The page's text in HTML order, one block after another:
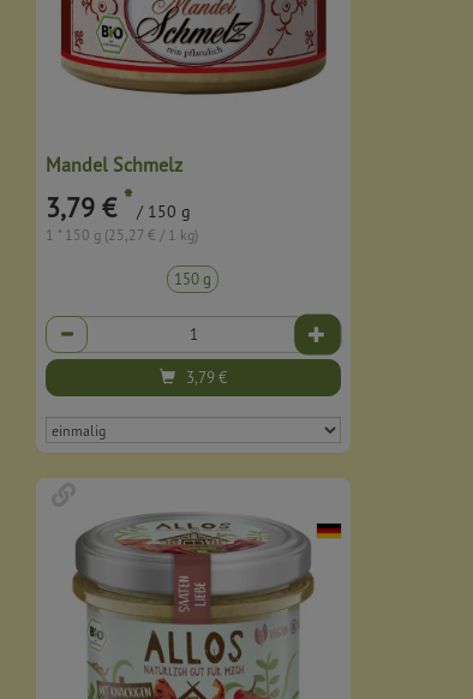
Mandel Schmelz
3,79 €* / 150 g
1 * 150 g (25,27 € / 1 kg)
150 g
Anzahl
3,79€